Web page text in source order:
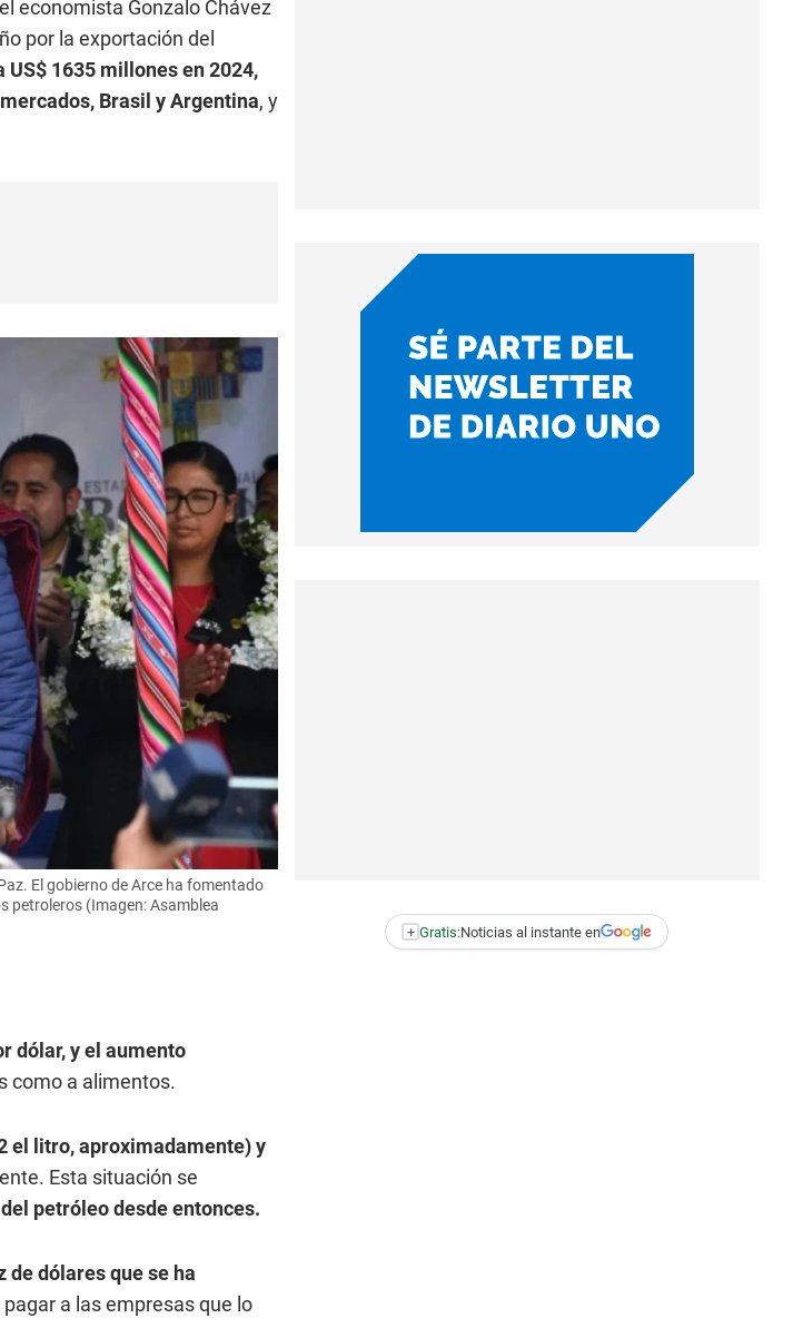
economista Gonzalo Chávez
por la exportación del
US$ 1635 millones en 2024,
Brasil y Argentina, y
El gobierno de Arce ha fomentado
petroleros (Imagen: Asamblea
dólar, y el aumento
como a alimentos.
el litro, aproximadamente) y
Esta situación se
petróleo desde entonces.
de dólares que se ha
a las empresas que lo
+ Gratis:Noticias al instante en